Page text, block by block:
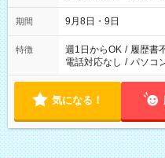
時間は変更となる可能
期間 9月8日・9日
特徴 週1日からOK / 履歴書
電話対応なし / パソコ
気になる！